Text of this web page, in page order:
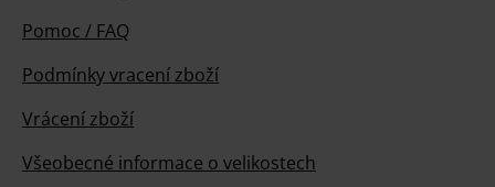
Pomoc / FAQ
Podmínky vracení zboží
Vrácení zboží
Všeobecné informace o velikostech